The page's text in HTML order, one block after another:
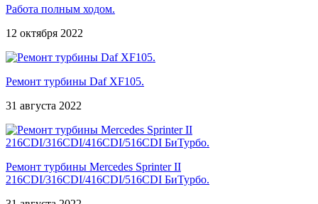
Работа полным ходом.
12 октября 2022
Ремонт турбины Daf XF105.
31 августа 2022
Ремонт турбины Mercedes Sprinter II
216CDI/316CDI/416CDI/516CDI БиТурбо.